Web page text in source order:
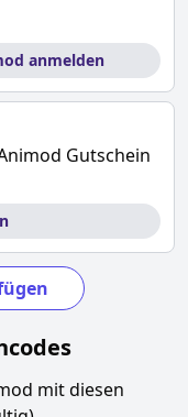
anmelden
Gutschein
mit diesen